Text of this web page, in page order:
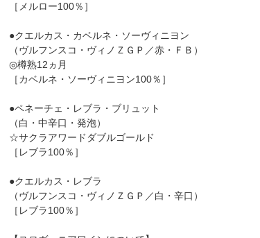
［メルロー100％］
●クエルカス・カベルネ・ソーヴィニヨン
（ヴルフンスコ・ヴィノＺＧＰ／赤・ＦＢ）
◎樽熟12ヵ月
［カベルネ・ソーヴィニヨン100％］
●ペネーチェ・レブラ・ブリュット
（白・中辛口・発泡）
☆サクラアワードダブルゴールド
［レブラ100％］
●クエルカス・レブラ
（ヴルフンスコ・ヴィノＺＧＰ／白・辛口）
［レブラ100％］